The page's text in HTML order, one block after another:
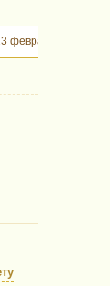
февраля